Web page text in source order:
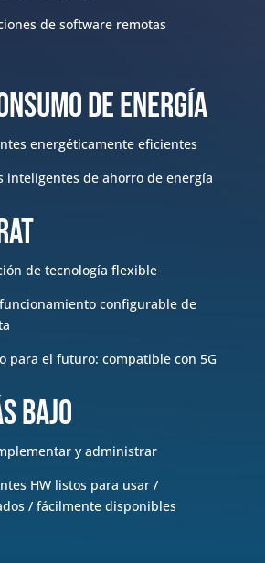
de software remotas
de energía
energéticamente eficientes
inteligentes de ahorro de energía
de tecnología flexible
configurable de
para el futuro: compatible con 5G
bajo
y administrar
HW listos para usar /
/ fácilmente disponibles